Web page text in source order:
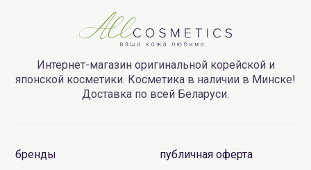
Интернет-магазин оригинальной корейской и
японской косметики. Косметика в наличии в Минске!
Доставка по всей Беларуси.
бренды
публичная оферта